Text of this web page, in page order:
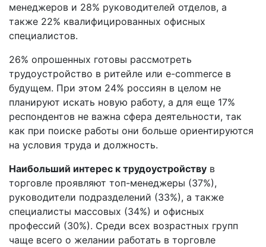
менеджеров и 28% руководителей отделов, а
также 22% квалифицированных офисных
специалистов.
26% опрошенных готовы рассмотреть
трудоустройство в ритейле или e-commerce в
будущем. При этом 24% россиян в целом не
планируют искать новую работу, а для еще 17%
респондентов не важна сфера деятельности, так
как при поиске работы они больше ориентируются
на условия труда и должность.
Наибольший интерес к трудоустройству в
торговле проявляют топ-менеджеры (37%),
руководители подразделений (33%), а также
специалисты массовых (34%) и офисных
профессий (30%). Среди всех возрастных групп
чаще всего о желании работать в торговле